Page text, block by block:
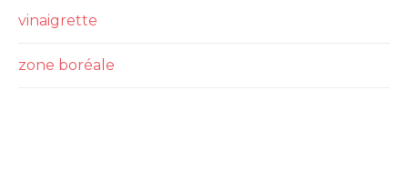
vinaigrette
zone boréale